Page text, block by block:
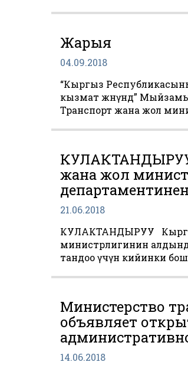
Жарыя
04.09.2018
“Кыргыз
кызмат жөнүндө”
Транспорт жана жол
КУЛАКТАНДЫРУУ
жана жол
21.06.2018
КУЛАКТАНДЫРУУ
министрлигинин
тандоо үчүн кийинки
Министерство
объявляет
14.06.2018